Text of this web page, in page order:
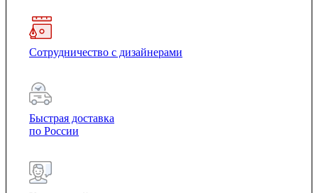
Сотрудничество с дизайнерами
Быстрая доставка
по России